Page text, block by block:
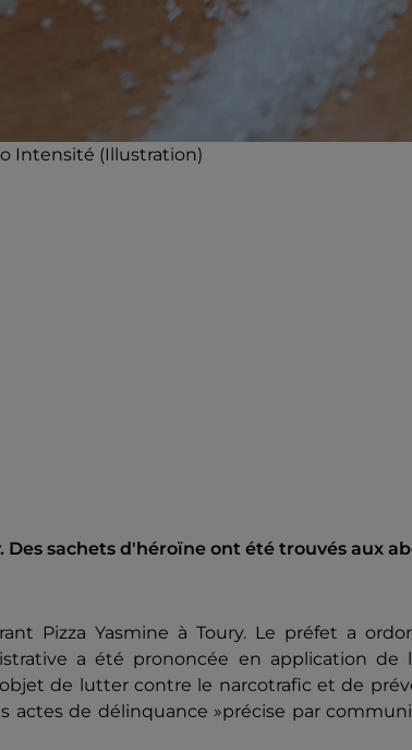
Intensité (Illustration)
sachets d'héroïne ont été trouvés aux
Pizza Yasmine à Toury. Le préfet a
a été prononcée en application de
de lutter contre le narcotrafic et de
actes de délinquance »précise par